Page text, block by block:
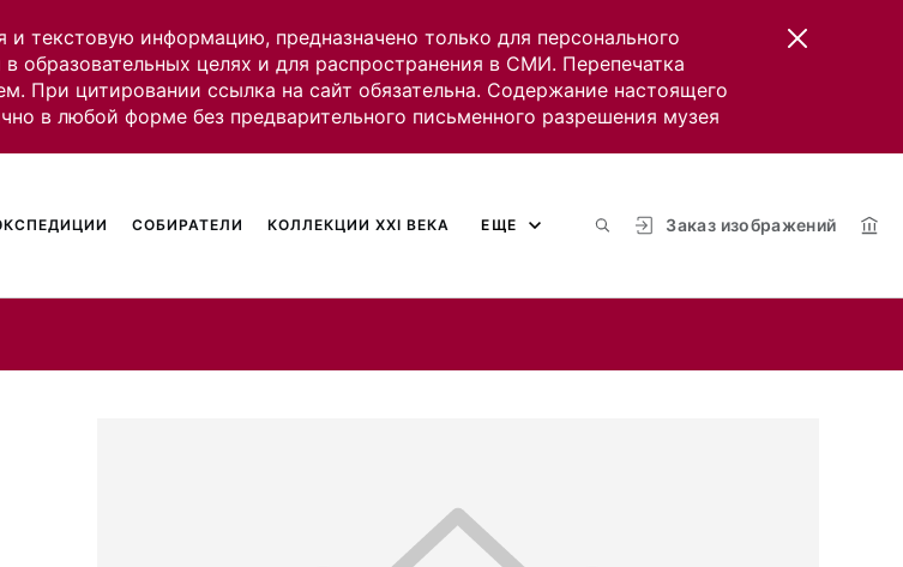
текстовую информацию, предназначено только для персонального
образовательных целях и для распространения в СМИ. Перепечатка
При цитировании ссылка на сайт обязательна. Содержание настоящего
в любой форме без предварительного письменного разрешения музея
Заказ изображений
СОБИРАТЕЛИ КОЛЛЕКЦИИ XXI ВЕКА ЕЩЕ